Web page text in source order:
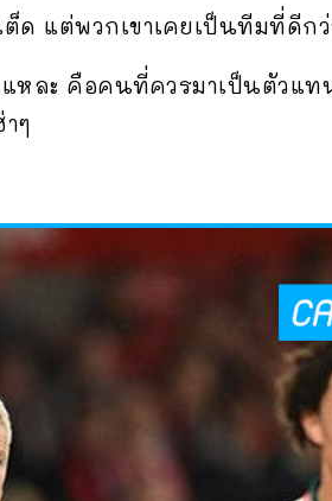
แต่พวกเขาเคยเป็นทีมที่ดีกว่
หละ คือคนที่ควรมาเป็นตัวแ
ๆ